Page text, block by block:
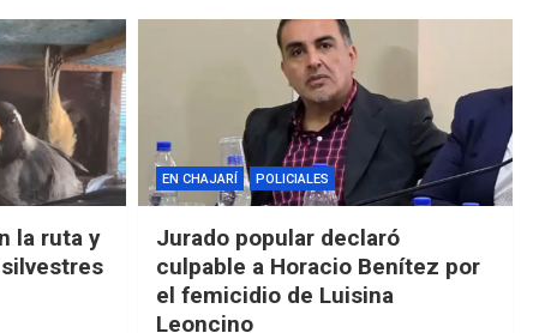
la ruta y
EN CHAJARÍ POLICIALES
Jurado popular declaró
culpable a Horacio Benítez por
el femicidio de Luisina
Leoncino